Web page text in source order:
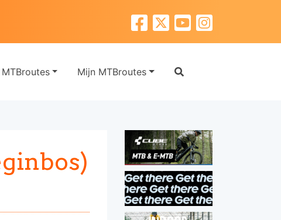
Mijn MTBroutes